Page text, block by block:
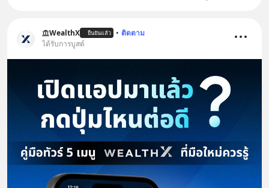
WealthX ยืนยันแล้ว • ติดตาม
ได้รับการบูสต์